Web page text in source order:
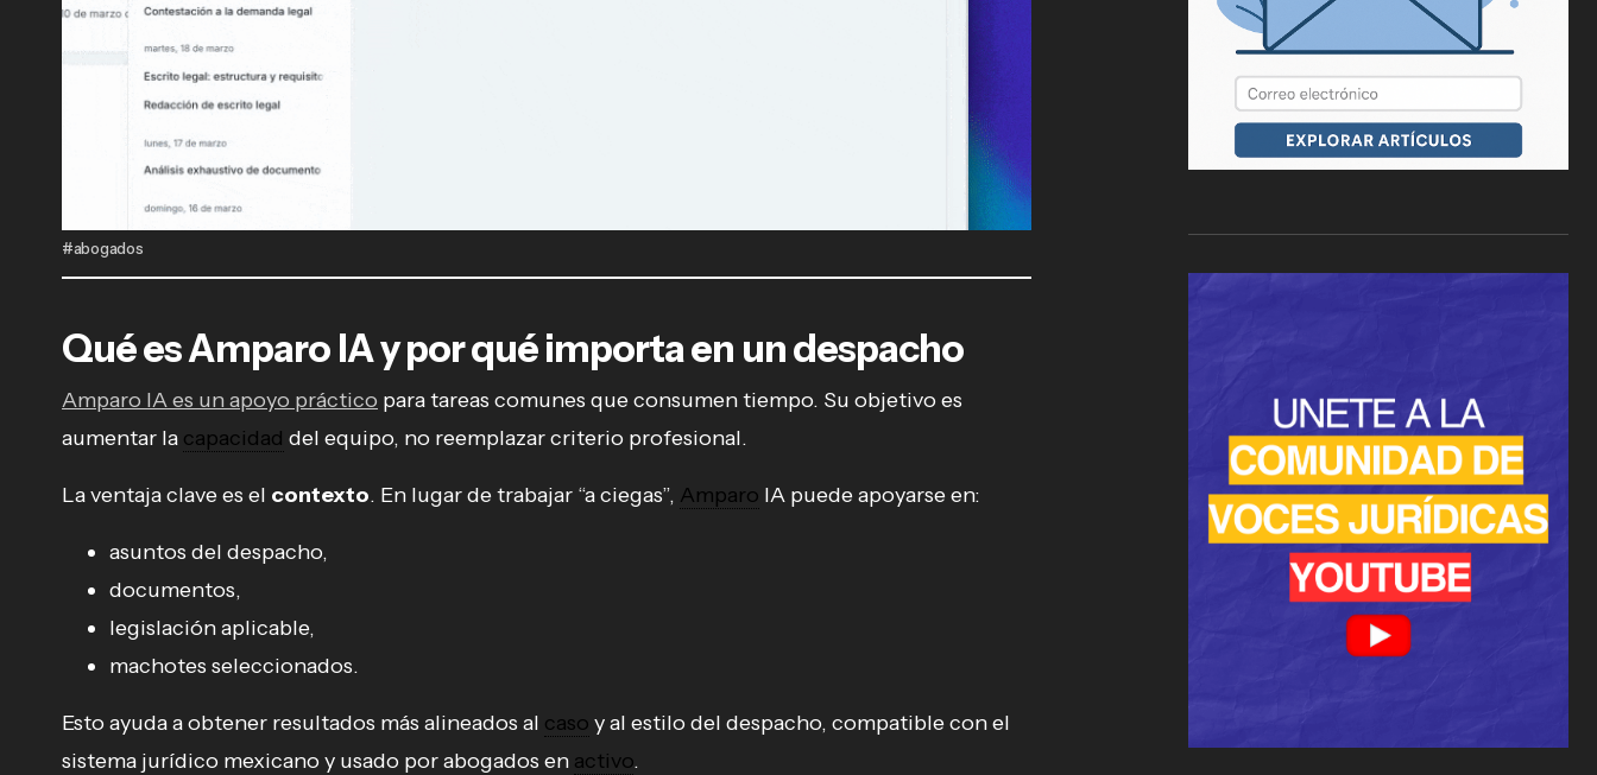
#abogados
Qué es Amparo IA y por qué importa en un despacho
Amparo IA es un apoyo práctico para tareas comunes que consumen tiempo. Su objetivo es
aumentar la capacidad del equipo, no reemplazar criterio profesional.
La ventaja clave es el contexto. En lugar de trabajar “a ciegas”, Amparo IA puede apoyarse en:
asuntos del despacho,
documentos,
legislación aplicable,
machotes seleccionados.
Esto ayuda a obtener resultados más alineados al caso y al estilo del despacho, compatible con el
sistema jurídico mexicano y usado por abogados en activo.